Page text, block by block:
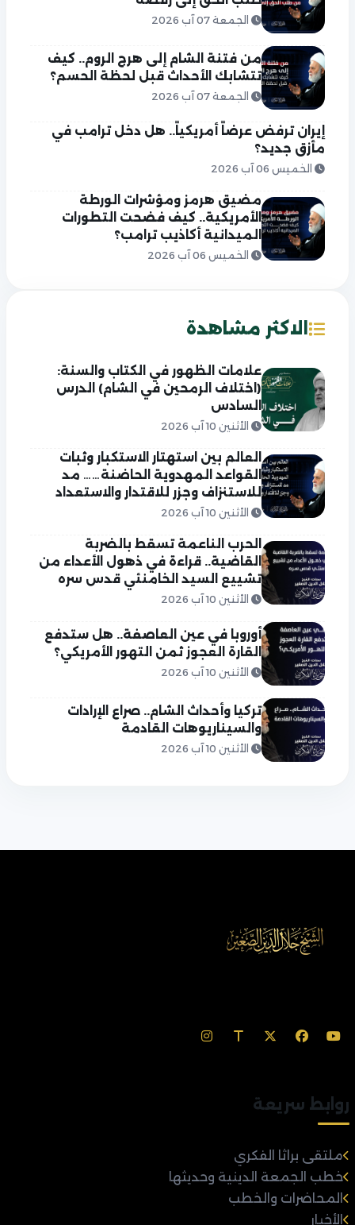
الجمعة 07 آب 2026
من فتنة الشام إلى هرج الروم.. كيف
تتشابك الأحداث قبل لحظة الحسم؟
الجمعة 07 آب 2026
إيران ترفض عرضاً أمريكياً.. هل دخل ترامب في
مأزق جديد؟
الخميس 06 آب 2026
مضيق هرمز ومؤشرات الورطة
الأمريكية.. كيف فضحت التطورات
الميدانية أكاذيب ترامب؟
الخميس 06 آب 2026
الاكثر مشاهدة
علامات الظهور في الكتاب والسنة:
(اختلاف الرمحين في الشام) الدرس
السادس
الأثنين 10 آب 2026
العالم بين استهتار الاستكبار وثبات
القواعد المهدوية الحاضنة…… مد
للاستنزاف وجزر للاقتدار والاستعداد
الأثنين 10 آب 2026
الحرب الناعمة تسقط بالضربة
القاضية.. قراءة في ذهول الأعداء من
تشييع السيد الخامنئي قدس سره
الأثنين 10 آب 2026
أوروبا في عين العاصفة.. هل ستدفع
القارة العجوز ثمن التهور الأمريكي؟
الأثنين 10 آب 2026
تركيا وأحداث الشام.. صراع الإرادات
والسيناريوهات القادمة
الأثنين 10 آب 2026
روابط سريعة
ملتقى براثا الفكري
خطب الجمعة الدينية وحديثها
المحاضرات والخطب
الأخبار